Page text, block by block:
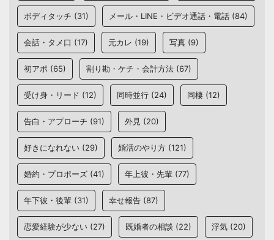
ボディタッチ (31) メール・LINE・ビデオ通話・電話 (84)
会話・タメ口 (17) 元カレ (19) 写真 (9)
初アポ (65) 割り勘・ケチ・会計方法 (67)
受け身・リード (12) 同時並行 (24) 同棲 (12)
告白・アプローチ (91) 外見 (20)
好きになれない (29) 婚活のやり方 (121)
婚約・プロポーズ (41) 年上彼・先輩 (77)
年下彼・後輩 (31) 幸せ報告 (87)
恋愛経験が少ない (27) 既婚者の相談 (22) 浮気 (20)